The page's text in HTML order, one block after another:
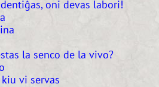
oni devas labori!
la senco de la vivo?
vi servas